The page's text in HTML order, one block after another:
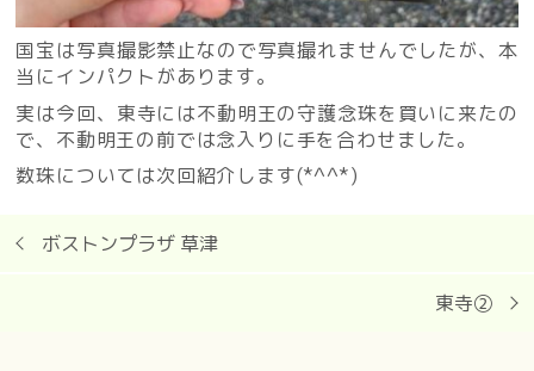
国宝は写真撮影禁止なので写真撮れませんでしたが、本
当にインパクトがあります。
実は今回、東寺には不動明王の守護念珠を買いに来たの
で、不動明王の前では念入りに手を合わせました。
数珠については次回紹介します(*^^*)
ボストンプラザ 草津
東寺②